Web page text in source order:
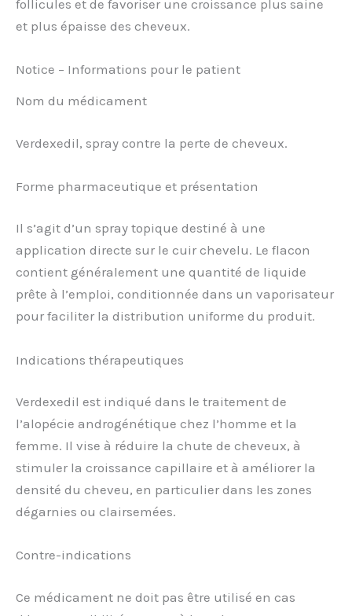
follicules et de favoriser une croissance plus saine
et plus épaisse des cheveux.
Notice – Informations pour le patient
Nom du médicament
Verdexedil, spray contre la perte de cheveux.
Forme pharmaceutique et présentation
Il s’agit d’un spray topique destiné à une
application directe sur le cuir chevelu. Le flacon
contient généralement une quantité de liquide
prête à l’emploi, conditionnée dans un vaporisateur
pour faciliter la distribution uniforme du produit.
Indications thérapeutiques
Verdexedil est indiqué dans le traitement de
l’alopécie androgénétique chez l’homme et la
femme. Il vise à réduire la chute de cheveux, à
stimuler la croissance capillaire et à améliorer la
densité du cheveu, en particulier dans les zones
dégarnies ou clairsemées.
Contre-indications
Ce médicament ne doit pas être utilisé en cas